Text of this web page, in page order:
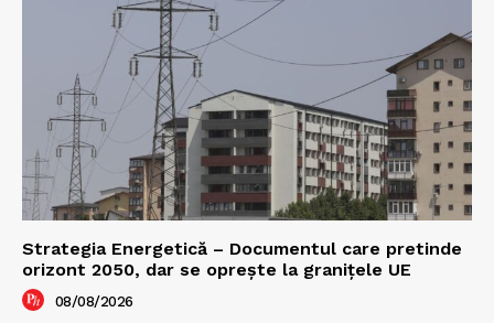
Strategia Energetică – Documentul care pretinde
orizont 2050, dar se oprește la granițele UE
08/08/2026